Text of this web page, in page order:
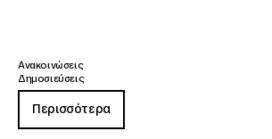
Ανακοινώσεις
Δημοσιεύσεις
Περισσότερα